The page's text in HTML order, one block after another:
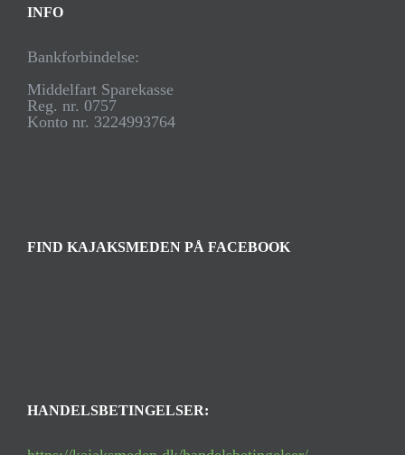
INFO
Bankforbindelse:
Middelfart Sparekasse
Reg. nr. 0757
Konto nr. 3224993764
FIND KAJAKSMEDEN PÅ FACEBOOK
HANDELSBETINGELSER: